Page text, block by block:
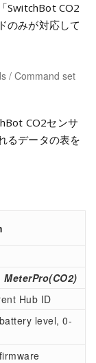
SwitchBot CO2
のみが対応して
/ Command set
CO2センサ
るデータの表を
MeterPro(CO2)
Hub ID
level, 0-